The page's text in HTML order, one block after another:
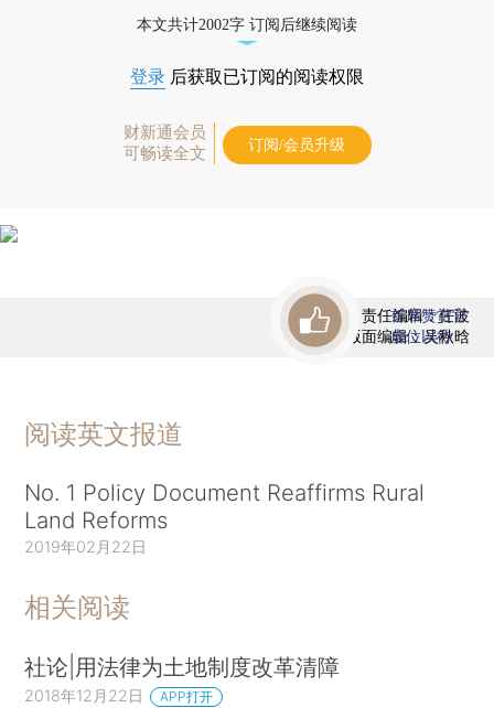
本文共计2002字 订阅后继续阅读
登录 后获取已订阅的阅读权限
财新通会员
可畅读全文
订阅/会员升级
责任编辑：任波
版面编辑：吴秋晗
首席赞赏官
虚位以待
阅读英文报道
No. 1 Policy Document Reaffirms Rural
Land Reforms
2019年02月22日
相关阅读
社论|用法律为土地制度改革清障
2018年12月22日 APP打开